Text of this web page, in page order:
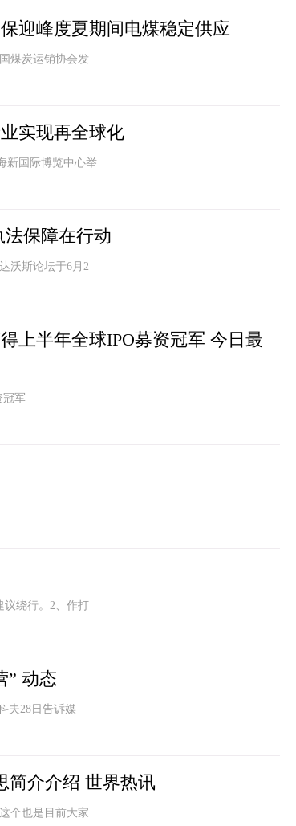
迎峰度夏期间电煤稳定供应
煤炭运销协会发
实现再全球化
新国际博览中心举
法保障在行动
沃斯论坛于6月2
上半年全球IPO募资冠军 今日最
冠军
议绕行。2、作打
” 动态
夫28日告诉媒
简介介绍 世界热讯
个也是目前大家